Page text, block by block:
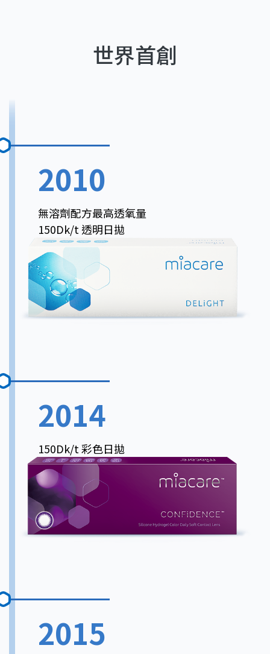
世界首創
2010
無溶劑配方最高透氧量
150Dk/t 透明日拋
2014
150Dk/t 彩色日拋
2015